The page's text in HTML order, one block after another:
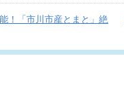
！「市川市産とまと」絶